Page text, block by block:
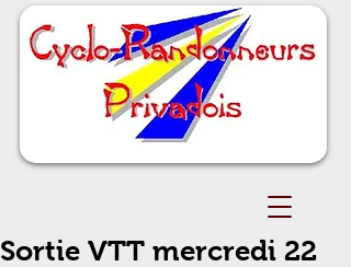
Sortie VTT mercredi 22